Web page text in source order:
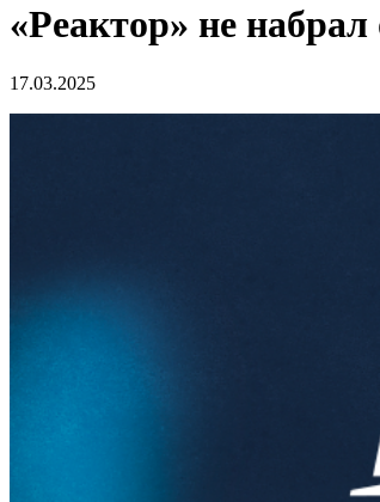
«Реактор» не
17.03.2025